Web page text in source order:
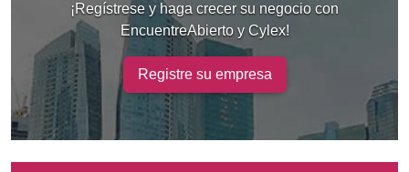
¡Regístrese y haga crecer su negocio con
EncuentreAbierto y Cylex!
Registre su empresa